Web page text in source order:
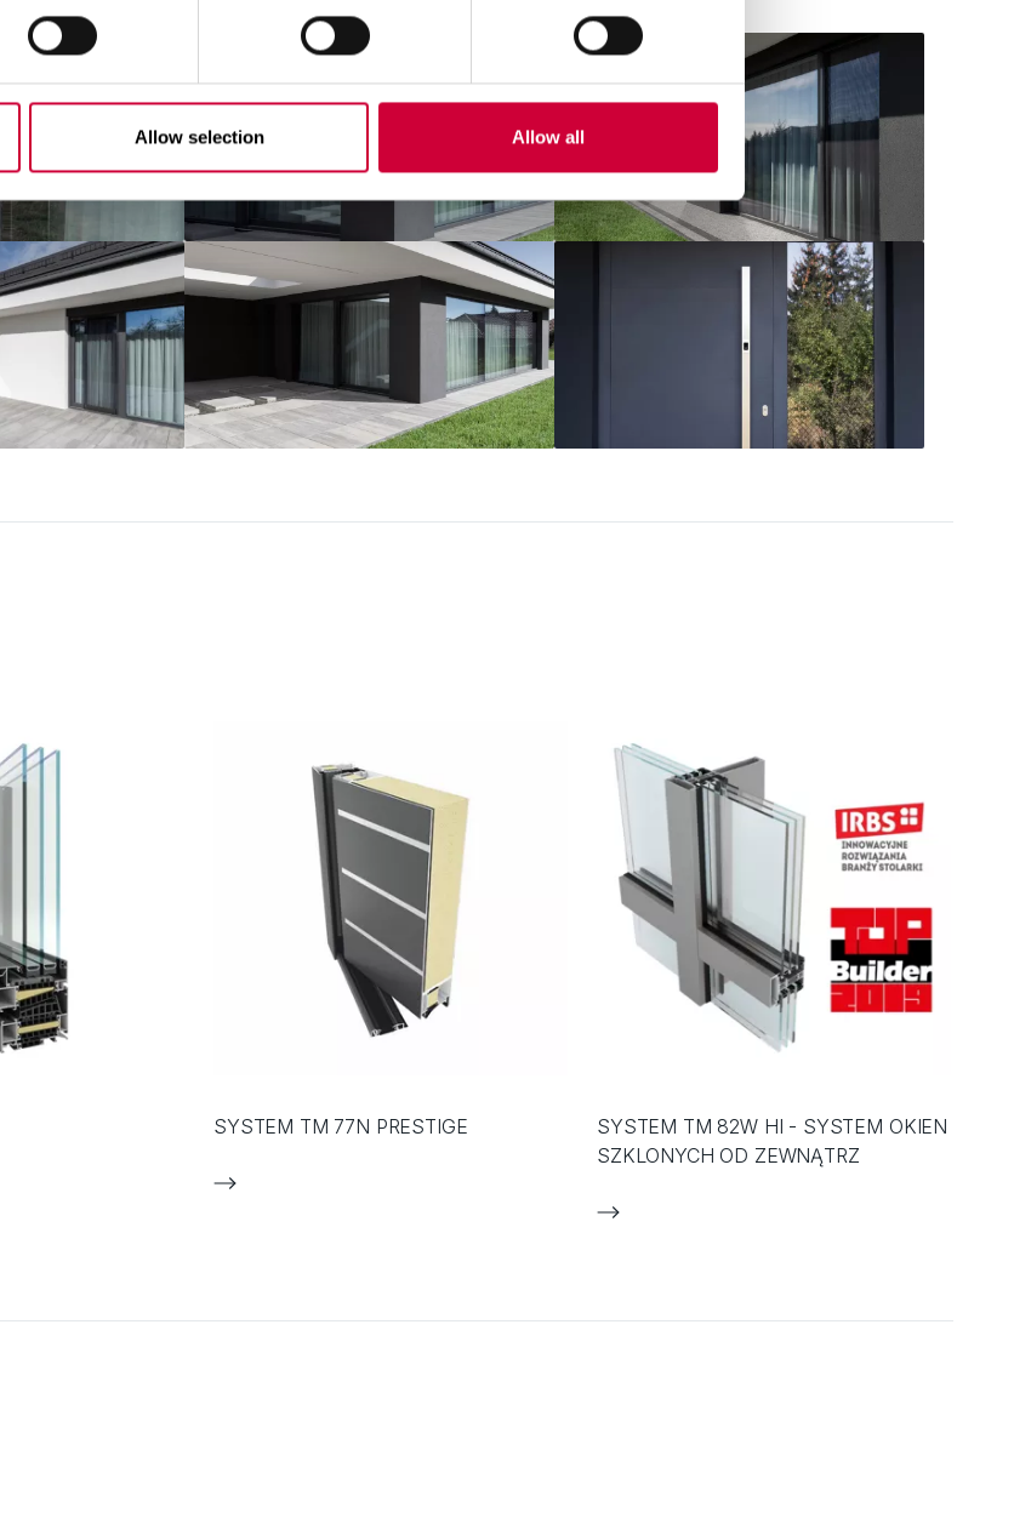
Allow selection Allow all
SYSTEM TM 77N PRESTIGE
SYSTEM TM 82W HI - SYSTEM OKIEN
SZKLONYCH OD ZEWNĄTRZ